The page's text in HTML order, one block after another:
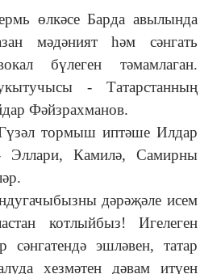
өлкәсе Барда авылында
мәдәният һәм сәнгать
бүлеген тәмамлаган.
- Татарстанның
Фәйзрахманов.
тормыш иптәше Илдар
Эллари, Камилә, Самирны
дәрәҗәле исем
котлыйбыз! Игелеген
эшләвен, татар
хезмәтен дәвам итүен